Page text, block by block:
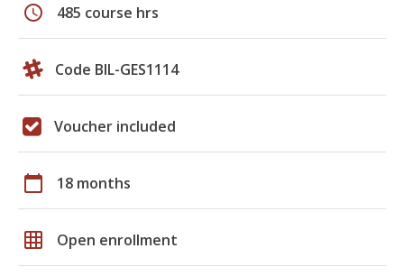
schedule 485 course hrs
Code BIL-GES1114
Voucher included
calendar_today 18 months
grid_on Open enrollment